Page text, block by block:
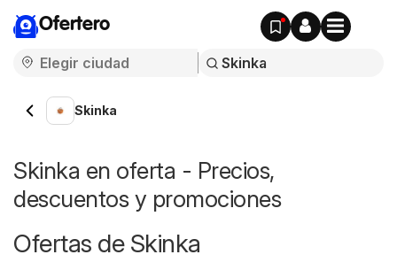
Ofertero
Skinka
Skinka en oferta - Precios,
descuentos y promociones
Ofertas de Skinka